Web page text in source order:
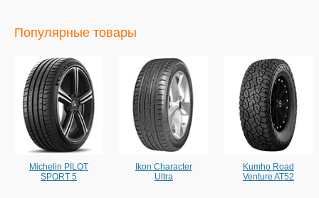
Популярные товары
Michelin PILOT
SPORT 5
Ikon Character
Ultra
Kumho Road
Venture AT52